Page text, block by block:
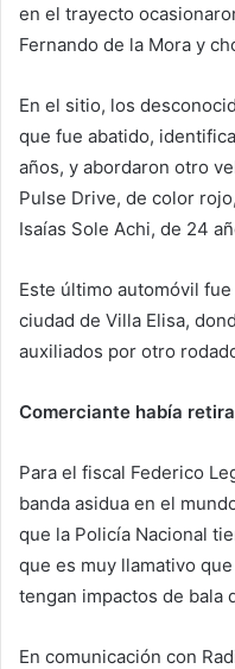
en el trayecto
Fernando de la Mora y
En el sitio, los
que fue abatido,
años, y abordaron otro
Pulse Drive, de color
Isaías Sole Achi, de 24
Este último automóvil
ciudad de Villa Elisa,
auxiliados por otro
Comerciante había
Para el fiscal Federico
banda asidua en el
que la Policía Nacional
que es muy llamativo
tengan impactos de bala
En comunicación con